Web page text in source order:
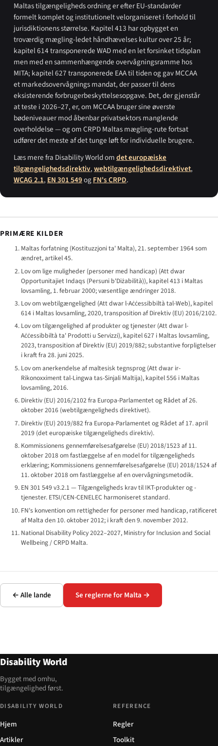
Maltas tilgængeligheds ordning er efter EU-standarder
formelt komplet og institutionelt velorganiseret i forhold til
jurisdiktionens størrelse. Kapitel 413 har opbygget en
troværdig mægling-ledet håndhævelses kultur over 25 år;
kapitel 614 transponerede WAD med en let forsinket tidsplan
men med en sammenhængende overvågningsramme hos
MITA; kapitel 627 transponerede EAA til tiden og gav MCCAA
et markedsovervågnings mandat, der passer til dens
eksisterende forbrugerbeskyttelsesopgave. Det, der gjenstår
at teste i 2026–27, er, om MCCAA bruger sine øverste
bødeniveauer mod åbenbar privatsektors manglende
overholdelse — og om CRPD Maltas mægling-rute fortsat
udfører det meste af det tunge løft for individuelle brugere.
Læs mere fra Disability World omdet europæiske
tilgængelighedsdirektiv,webtilgængelighedsdirektivet,
WCAG 2.1, EN 301 549ogFN's CRPD.
PRIMÆRE KILDER
Maltas forfatning (Kostituzzjoni ta' Malta), 21. september 1964 som
ændret, artikel 45.
Lov om lige muligheder (personer med handicap) (Att dwar
Opportunitajiet Indaqs (Persuni b'Diżabilità)), kapitel 413 i Maltas
lovsamling, 1. februar 2000; væsentlige ændringer 2018.
Lov om webtilgængelighed (Att dwar l-Aċċessibbiltà tal-Web), kapitel
614 i Maltas lovsamling, 2020, transposition af Direktiv (EU) 2016/2102.
Lov om tilgængelighed af produkter og tjenester (Att dwar l-
Aċċessibbiltà ta' Prodotti u Servizzi), kapitel 627 i Maltas lovsamling,
2023, transposition af Direktiv (EU) 2019/882; substantive forpligtelser
i kraft fra 28. juni 2025.
Lov om anerkendelse af maltesisk tegnsprog (Att dwar ir-
Rikonoxximent tal-Lingwa tas-Sinjali Maltija), kapitel 556 i Maltas
lovsamling, 2016.
Direktiv (EU) 2016/2102 fra Europa-Parlamentet og Rådet af 26.
oktober 2016 (webtilgængeligheds direktivet).
Direktiv (EU) 2019/882 fra Europa-Parlamentet og Rådet af 17. april
2019 (det europæiske tilgængeligheds direktiv).
Kommissionens gennemførelsesafgørelse (EU) 2018/1523 af 11.
oktober 2018 om fastlæggelse af en model for tilgængeligheds
erklæring; Kommissionens gennemførelsesafgørelse (EU) 2018/1524 af
11. oktober 2018 om fastlæggelse af en overvågningsmetodik.
EN 301 549 v3.2.1 — Tilgængeligheds krav til IKT-produkter og -
tjenester. ETSI/CEN-CENELEC harmoniseret standard.
FN's konvention om rettigheder for personer med handicap, ratificeret
af Malta den 10. oktober 2012; i kraft den 9. november 2012.
National Disability Policy 2022–2027, Ministry for Inclusion and Social
Wellbeing / CRPD Malta.
← Alle lande Se reglerne for Malta →
Disability World
Bygget med omhu,
tilgængelighed først.
DISABILITY WORLD
Hjem
Artikler
REFERENCE
Regler
Toolkit